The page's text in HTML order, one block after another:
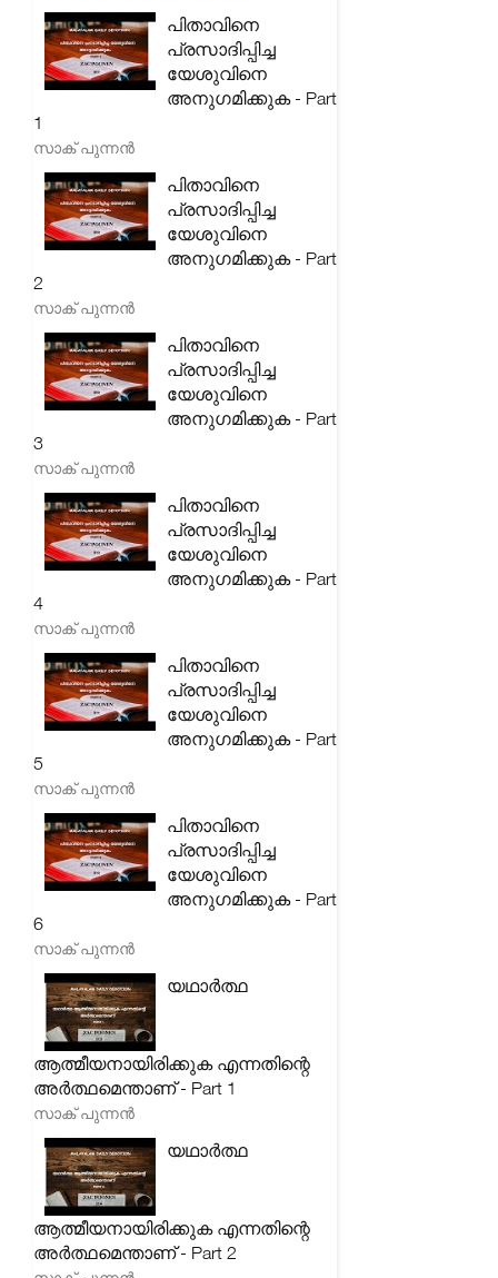
പിതാവിനെ
പ്രസാദിപ്പിച്ച
യേശുവിനെ
അനുഗമിക്കുക - Part
1
സാക് പുന്നൻ
പിതാവിനെ
പ്രസാദിപ്പിച്ച
യേശുവിനെ
അനുഗമിക്കുക - Part
2
സാക് പുന്നൻ
പിതാവിനെ
പ്രസാദിപ്പിച്ച
യേശുവിനെ
അനുഗമിക്കുക - Part
3
സാക് പുന്നൻ
പിതാവിനെ
പ്രസാദിപ്പിച്ച
യേശുവിനെ
അനുഗമിക്കുക - Part
4
സാക് പുന്നൻ
പിതാവിനെ
പ്രസാദിപ്പിച്ച
യേശുവിനെ
അനുഗമിക്കുക - Part
5
സാക് പുന്നൻ
പിതാവിനെ
പ്രസാദിപ്പിച്ച
യേശുവിനെ
അനുഗമിക്കുക - Part
6
സാക് പുന്നൻ
യഥാർത്ഥ
ആത്മീയനായിരിക്കുക എന്നതിന്റെ
അർത്ഥമെന്താണ് - Part 1
സാക് പുന്നൻ
യഥാർത്ഥ
ആത്മീയനായിരിക്കുക എന്നതിന്റെ
അർത്ഥമെന്താണ് - Part 2